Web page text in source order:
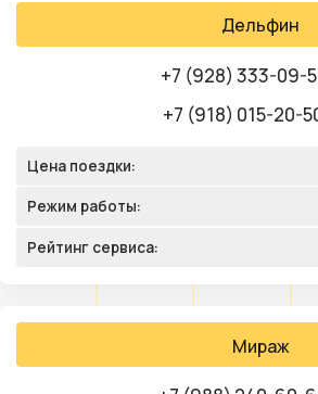
Дельфин
+7 (928) 333-09-
+7 (918) 015-20-
Цена поездки:
Режим работы:
Рейтинг сервиса:
Мираж